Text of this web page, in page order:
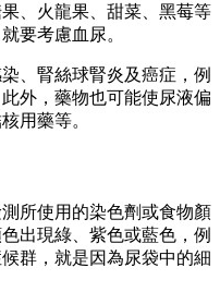
、火龍果、甜菜、黑莓等
要考慮血尿。
、腎絲球腎炎及癌症，例
外，藥物也可能使尿液偏
用藥等。
所使用的染色劑或食物顏
出現綠、紫色或藍色，例
群，就是因為尿袋中的細